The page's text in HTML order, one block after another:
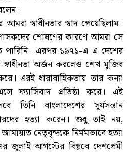
স্বাধীনতার স্বাদ পেয়েছিলাম।
শাসকদের শোষণের কারণে আমরা সে
পারিনি। এরপর ১৯৭১-এ এ দেশের
অর্জন করলেও শেখ মুজিব
এরই ধারাবাহিকতায় তার কন্যা
ফ্যাসিবাদ প্রতিষ্ঠা করে। এই
তিনি বাংলাদেশের সূর্যসন্তান
হত্যা করেন। শুধু তাই নয়,
নেতৃবৃন্দকে নির্মমভাবে হত্যা
আগস্টের বিপ্লবে দেশপ্রেমী